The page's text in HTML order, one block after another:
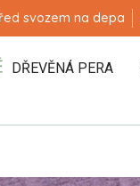
svozem na depa
DŘEVĚNÁ PERA